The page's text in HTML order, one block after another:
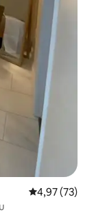
Priemerné
4,97 (73)